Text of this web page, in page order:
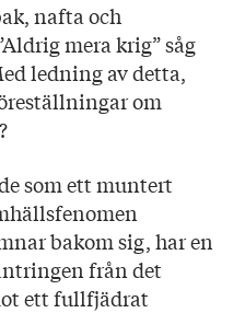
nafta och
mera krig” såg
ledning av detta,
om
som ett muntert
bakom sig, har en
från det
ett fullfjädrat